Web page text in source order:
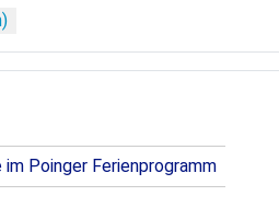
Poinger Ferienprogramm